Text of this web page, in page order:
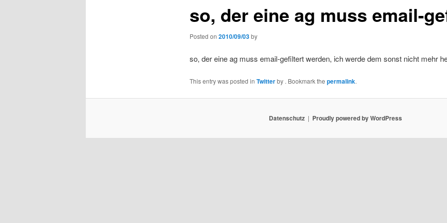
so, der eine ag muss email-
Posted on 2010/09/03by
so, der eine ag muss email-gefiltert werden, ich werde dem sonst nicht mehr
This entry was posted in Twitterby . Bookmark the permalink.
Datenschutz Proudly powered by WordPress